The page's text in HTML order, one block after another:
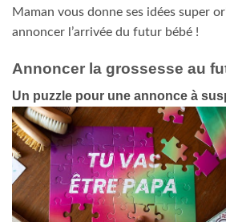
Maman vous donne ses idées super
annoncer l’arrivée du futur bébé !
Annoncer la grossesse au
Un puzzle pour une annonce à